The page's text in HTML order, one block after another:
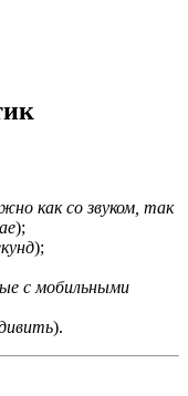
как со звуком, так
);
);
с мобильными
).